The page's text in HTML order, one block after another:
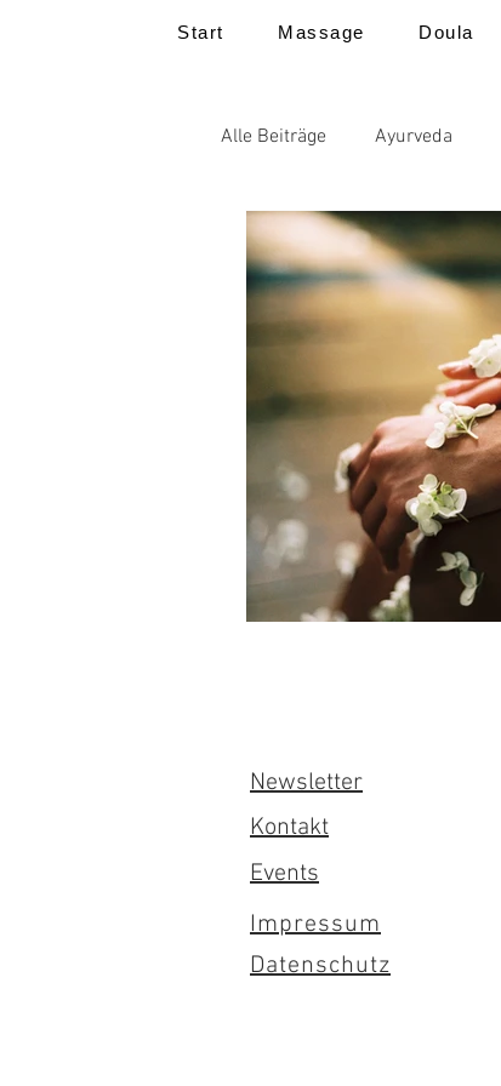
Start Massage Doula
Alle Beiträge Ayurveda
Newsletter
Kontakt
Events
Impressum
Datenschutz